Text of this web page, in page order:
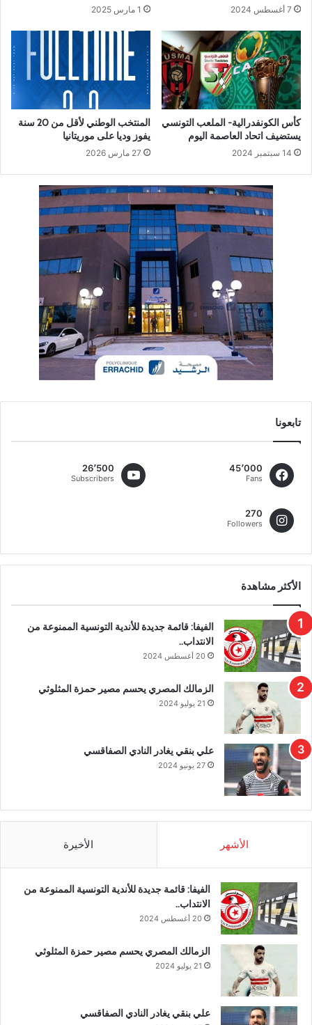
7 أغسطس 2024 1 مارس 2025
كأس الكونفدرالية- الملعب التونسي
يستضيف اتحاد العاصمة اليوم
14 سبتمبر 2024
المنتخب الوطني لأقل من 20 سنة
يفوز وديا على موريتانيا
27 مارس 2026
تابعونا
45٬000
Fans
26٬500
Subscribers
270
Followers
الأكثر مشاهدة
الفيفا: قائمة جديدة للأندية التونسية الممنوعة من
الانتداب..
20 أغسطس 2024
الزمالك المصري يحسم مصير حمزة المثلوثي
21 يوليو 2024
علي بنقي يغادر النادي الصفاقسي
27 يونيو 2024
الأشهر الأخيرة
الفيفا: قائمة جديدة للأندية التونسية الممنوعة من
الانتداب..
20 أغسطس 2024
الزمالك المصري يحسم مصير حمزة المثلوثي
21 يوليو 2024
علي بنقي يغادر النادي الصفاقسي